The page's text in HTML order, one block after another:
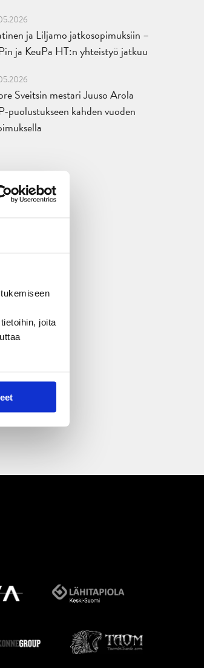
joita
ja Liljamo jatkosopimuksiin –
ja KeuPa HT:n yhteistyö jatkuu
Sveitsin mestari Juuso Arola
puolustukseen kahden vuoden